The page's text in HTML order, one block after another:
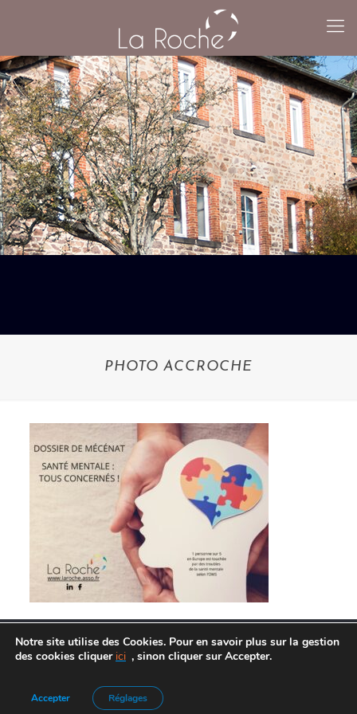
PHOTO ACCROCHE
Agence de Communication :
Notre site utilise des Cookies. Pour en savoir plus sur la gestion
des cookies cliquer ici , sinon cliquer sur Accepter.
Accepter Réglages